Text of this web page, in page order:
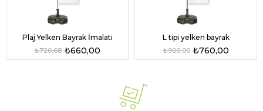
Plaj Yelken Bayrak İmalatı
₺660,00
₺720,68
L tipi yelken bayrak
₺760,00
₺900,00